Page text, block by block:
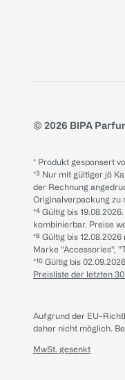
© 2026 BIPA
* Produkt gesponsert
*³ Nur mit gültiger jö
der Rechnung
Originalverpackung zu
*⁴ Gültig bis
kombinierbar. Preise
*⁸ Gültig bis
Marke “Accessories“,
*¹⁰ Gültig bis
Preisliste der letzten
Aufgrund der EU-
daher nicht möglich.
MwSt. gesenkt